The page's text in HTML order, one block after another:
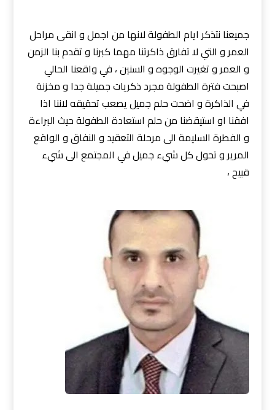
جميعنا نتذكر ايام الطفولة لانها من اجمل و انقى مراحل
العمر و التي لا تفارق ذاكرتنا مهما كبرنا و تقدم بنا الزمن
و العمر و تغيرت الوجوه و السنين ، في واقعنا الحالي
اصبحت فترة الطفولة مجرد ذكريات جميلة جدا و مخزنة
في الذاكرة و اضحت حلم جميل يصعب تحقيقه لاننا اذا
افقنا او استيقضنا من حلم استعادة الطفولة حيث البراءة
و الفطرة السليمة الى مرحلة التعقيد و النفاق و الواقع
المرير و تحول كل شيء جميل في المجتمع الى شيء
قبيح ،